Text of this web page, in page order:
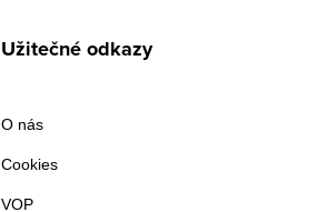
Užitečné odkazy
O nás
Cookies
VOP